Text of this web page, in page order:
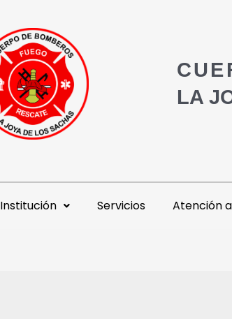
LA
Institución Servicios Atención